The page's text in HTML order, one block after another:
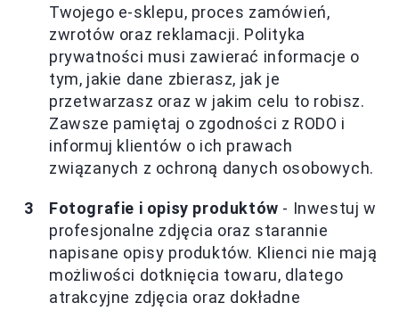
Twojego e-sklepu, proces zamówień,
zwrotów oraz reklamacji. Polityka
prywatności musi zawierać informacje o
tym, jakie dane zbierasz, jak je
przetwarzasz oraz w jakim celu to robisz.
Zawsze pamiętaj o zgodności z RODO i
informuj klientów o ich prawach
związanych z ochroną danych osobowych.
Fotografie i opisy produktów - Inwestuj w
profesjonalne zdjęcia oraz starannie
napisane opisy produktów. Klienci nie mają
możliwości dotknięcia towaru, dlatego
atrakcyjne zdjęcia oraz dokładne